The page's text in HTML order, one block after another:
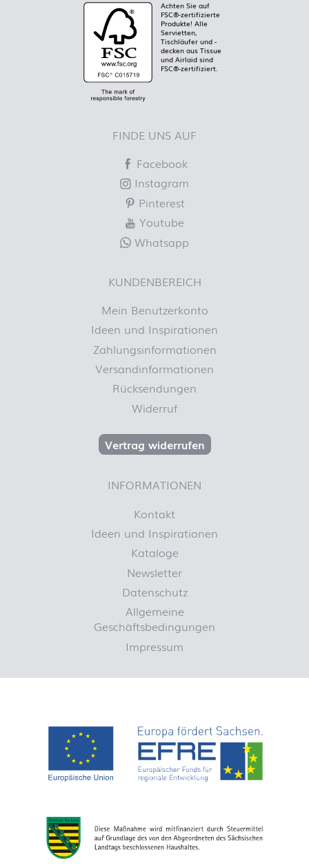
Achten Sie auf
FSC®-zertifizierte
Produkte! Alle
Servietten,
Tischläufer und -
decken aus Tissue
und Airlaid sind
FSC®-zertifiziert.
FINDE UNS AUF
Facebook
Instagram
Pinterest
Youtube
Whatsapp
KUNDENBEREICH
Mein Benutzerkonto
Ideen und Inspirationen
Zahlungsinformationen
Versandinformationen
Rücksendungen
Widerruf
Vertrag widerrufen
INFORMATIONEN
Kontakt
Ideen und Inspirationen
Kataloge
Newsletter
Datenschutz
Allgemeine
Geschäftsbedingungen
Impressum